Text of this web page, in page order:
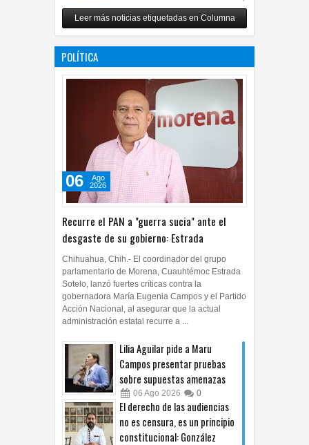
Revuelo en la inteligencia
artificial
07 Jul 2026 0
Leer más noticias etiquetadas en Columna
POLÍTICA
Recurre el PAN a "guerra sucia" ante el
desgaste de su gobierno: Estrada
06
Ago
2026
Chihuahua, Chih.- El coordinador del grupo
parlamentario de Morena, Cuauhtémoc Estrada
Sotelo, lanzó fuertes críticas contra la
gobernadora María Eugenia Campos y el Partido
Acción Nacional, al asegurar que la actual
administración estatal recurre a ...
Lilia Aguilar pide a Maru
Campos presentar pruebas
sobre supuestas amenazas
06 Ago 2026 0
El derecho de las audiencias
no es censura, es un principio
constitucional: González